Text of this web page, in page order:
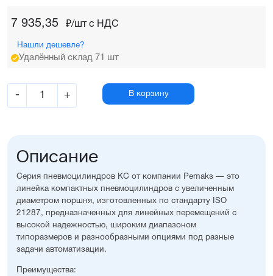
7 935,35 ₽/шт c НДС
Нашли дешевле?
Удалённый склад 71 шт
- + В корзину
Описание
Серия пневмоцилиндров KC от компании Pemaks — это
линейка компактных пневмоцилиндров с увеличенным
диаметром поршня, изготовленных по стандарту ISO
21287, предназначенных для линейных перемещений с
высокой надежностью, широким диапазоном
типоразмеров и разнообразными опциями под разные
задачи автоматизации.
Преимущества: